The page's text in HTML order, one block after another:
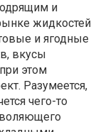
и
жидкостей
и ягодные
вкусы
этом
Разумеется,
чего-то